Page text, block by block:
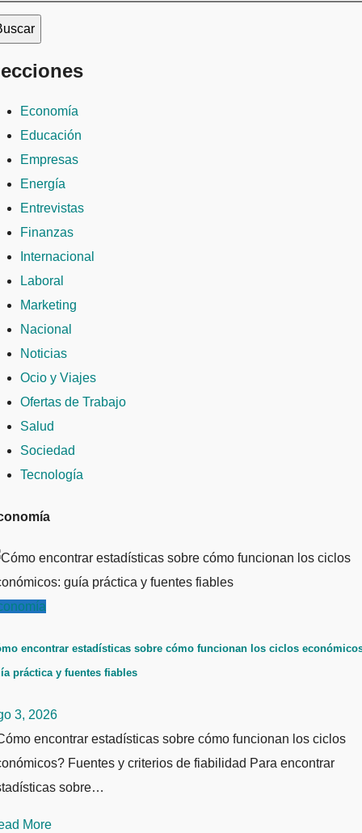
Economía
Educación
Empresas
Energía
Entrevistas
Finanzas
Internacional
Laboral
Marketing
Nacional
Noticias
Ocio y Viajes
Ofertas de Trabajo
Salud
Sociedad
Tecnología
encontrar estadísticas sobre cómo funcionan los ciclos
práctica y fuentes fiables
3, 2026
encontrar estadísticas sobre cómo funcionan los ciclos
Fuentes y criterios de fiabilidad Para encontrar
sobre…
More